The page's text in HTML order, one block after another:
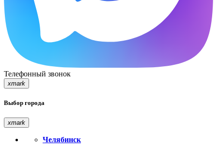
Телефонный звонок
xmark
Выбор города
xmark
Челябинск